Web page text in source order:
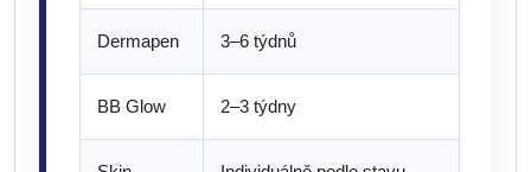
Dermapen 3–6 týdnů
BB Glow 2–3 týdny